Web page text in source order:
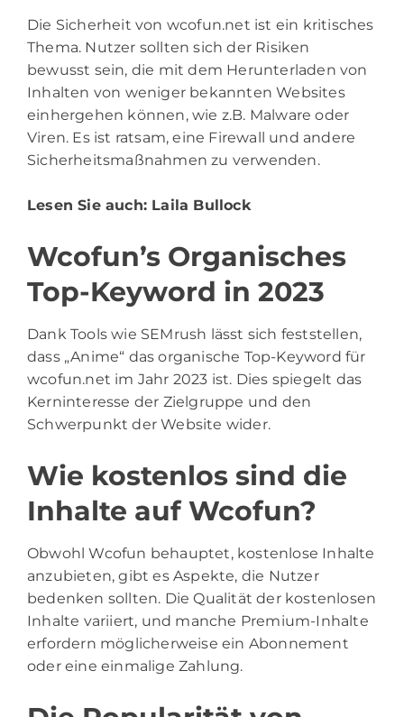
Die Sicherheit von wcofun.net ist ein kritisches
Thema. Nutzer sollten sich der Risiken
bewusst sein, die mit dem Herunterladen von
Inhalten von weniger bekannten Websites
einhergehen können, wie z.B. Malware oder
Viren. Es ist ratsam, eine Firewall und andere
Sicherheitsmaßnahmen zu verwenden.
Lesen Sie auch: Laila Bullock
Wcofun’s Organisches
Top-Keyword in 2023
Dank Tools wie SEMrush lässt sich feststellen,
dass „Anime“ das organische Top-Keyword für
wcofun.net im Jahr 2023 ist. Dies spiegelt das
Kerninteresse der Zielgruppe und den
Schwerpunkt der Website wider.
Wie kostenlos sind die
Inhalte auf Wcofun?
Obwohl Wcofun behauptet, kostenlose Inhalte
anzubieten, gibt es Aspekte, die Nutzer
bedenken sollten. Die Qualität der kostenlosen
Inhalte variiert, und manche Premium-Inhalte
erfordern möglicherweise ein Abonnement
oder eine einmalige Zahlung.